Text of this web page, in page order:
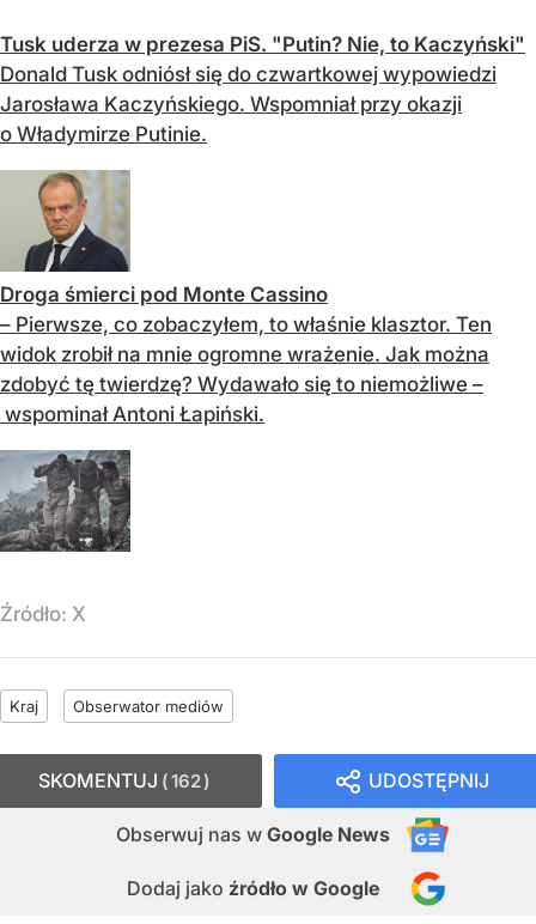
Tusk uderza w prezesa PiS. "Putin? Nie, to Kaczyński"
Donald Tusk odniósł się do czwartkowej wypowiedzi
Jarosława Kaczyńskiego. Wspomniał przy okazji
o Władymirze Putinie.
Droga śmierci pod Monte Cassino
– Pierwsze, co zobaczyłem, to właśnie klasztor. Ten
widok zrobił na mnie ogromne wrażenie. Jak można
zdobyć tę twierdzę? Wydawało się to niemożliwe –
wspominał Antoni Łapiński.
Źródło: X
Kraj Obserwator mediów
UDOSTĘPNIJ
Obserwuj nas w Google News
Dodaj jako źródło w Google
SKOMENTUJ 162